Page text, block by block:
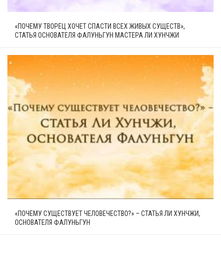
«ПОЧЕМУ ТВОРЕЦ ХОЧЕТ СПАСТИ ВСЕХ ЖИВЫХ СУЩЕСТВ»,
СТАТЬЯ ОСНОВАТЕЛЯ ФАЛУНЬГУН МАСТЕРА ЛИ ХУНЧЖИ
«ПОЧЕМУ СУЩЕСТВУЕТ ЧЕЛОВЕЧЕСТВО?» – СТАТЬЯ ЛИ ХУНЧЖИ,
ОСНОВАТЕЛЯ ФАЛУНЬГУН